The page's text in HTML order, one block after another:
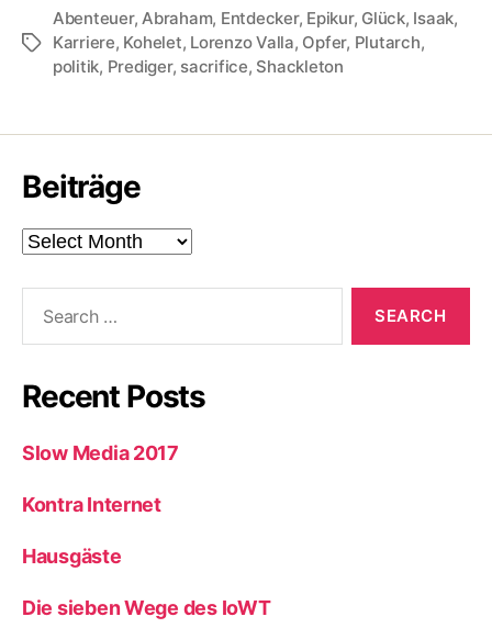
Tags
Abenteuer, Abraham, Entdecker, Epikur, Glück, Isaak,
Karriere, Kohelet, Lorenzo Valla, Opfer, Plutarch,
politik, Prediger, sacrifice, Shackleton
Beiträge
Beiträge
Recent Posts
Slow Media 2017
Kontra Internet
Hausgäste
Die sieben Wege des IoWT